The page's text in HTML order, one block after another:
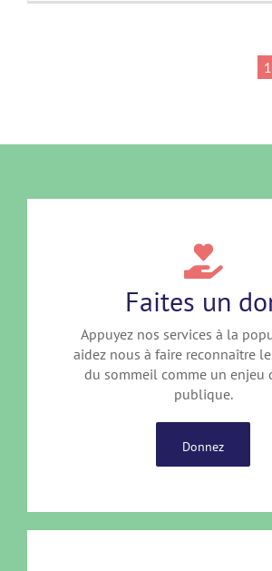
1
Faites un
Appuyez nos services à la
aidez nous à faire reconnaître
du sommeil comme un enjeu
publique.
Donnez